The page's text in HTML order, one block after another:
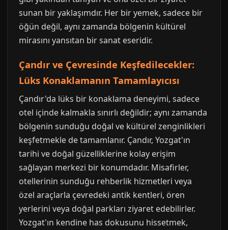
sunan bir yaklaşımdır. Her bir yemek, sadece bir
öğün değil, aynı zamanda bölgenin kültürel
mirasını yansıtan bir sanat eseridir.
Çandır ve Çevresinde Keşfedilecekler:
Lüks Konaklamanın Tamamlayıcısı
Çandır'da lüks bir konaklama deneyimi, sadece
otel içinde kalmakla sınırlı değildir; aynı zamanda
bölgenin sunduğu doğal ve kültürel zenginlikleri
keşfetmekle de tamamlanır. Çandır, Yozgat'ın
tarihi ve doğal güzelliklerine kolay erişim
sağlayan merkezi bir konumdadır. Misafirler,
otellerinin sunduğu rehberlik hizmetleri veya
özel araçlarla çevredeki antik kentleri, ören
yerlerini veya doğal parkları ziyaret edebilirler.
Yozgat'ın kendine has dokusunu hissetmek,